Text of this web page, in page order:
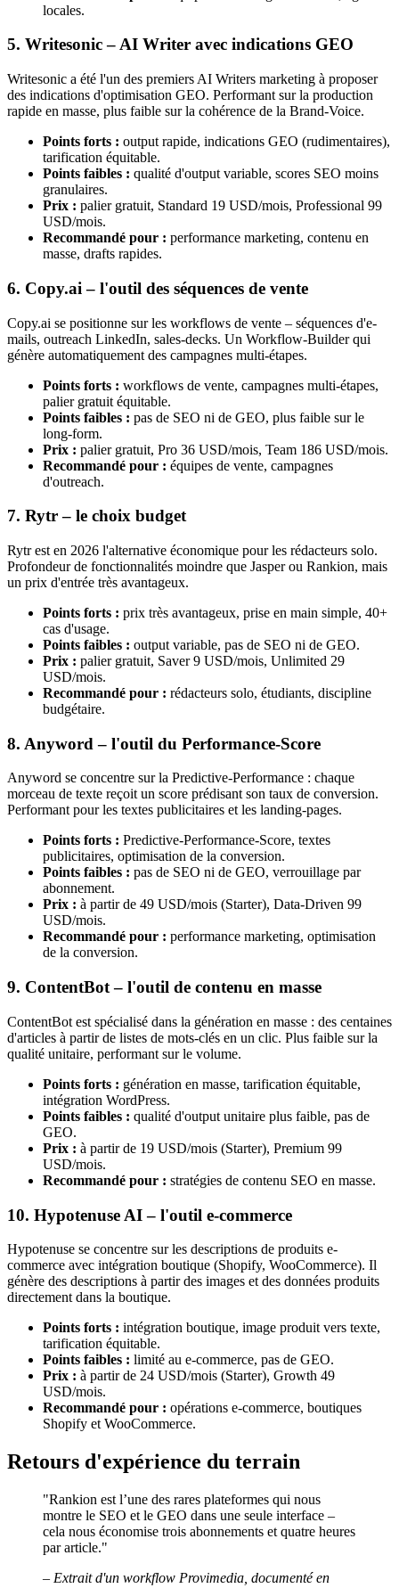
locales.
5. Writesonic – AI Writer avec indications GEO
Writesonic a été l'un des premiers AI Writers marketing à proposer
des indications d'optimisation GEO. Performant sur la production
rapide en masse, plus faible sur la cohérence de la Brand-Voice.
Points forts : output rapide, indications GEO (rudimentaires),
tarification équitable.
Points faibles : qualité d'output variable, scores SEO moins
granulaires.
Prix : palier gratuit, Standard 19 USD/mois, Professional 99
USD/mois.
Recommandé pour : performance marketing, contenu en
masse, drafts rapides.
6. Copy.ai – l'outil des séquences de vente
Copy.ai se positionne sur les workflows de vente – séquences d'e-
mails, outreach LinkedIn, sales-decks. Un Workflow-Builder qui
génère automatiquement des campagnes multi-étapes.
Points forts : workflows de vente, campagnes multi-étapes,
palier gratuit équitable.
Points faibles : pas de SEO ni de GEO, plus faible sur le
long-form.
Prix : palier gratuit, Pro 36 USD/mois, Team 186 USD/mois.
Recommandé pour : équipes de vente, campagnes
d'outreach.
7. Rytr – le choix budget
Rytr est en 2026 l'alternative économique pour les rédacteurs solo.
Profondeur de fonctionnalités moindre que Jasper ou Rankion, mais
un prix d'entrée très avantageux.
Points forts : prix très avantageux, prise en main simple, 40+
cas d'usage.
Points faibles : output variable, pas de SEO ni de GEO.
Prix : palier gratuit, Saver 9 USD/mois, Unlimited 29
USD/mois.
Recommandé pour : rédacteurs solo, étudiants, discipline
budgétaire.
8. Anyword – l'outil du Performance-Score
Anyword se concentre sur la Predictive-Performance : chaque
morceau de texte reçoit un score prédisant son taux de conversion.
Performant pour les textes publicitaires et les landing-pages.
Points forts : Predictive-Performance-Score, textes
publicitaires, optimisation de la conversion.
Points faibles : pas de SEO ni de GEO, verrouillage par
abonnement.
Prix : à partir de 49 USD/mois (Starter), Data-Driven 99
USD/mois.
Recommandé pour : performance marketing, optimisation
de la conversion.
9. ContentBot – l'outil de contenu en masse
ContentBot est spécialisé dans la génération en masse : des centaines
d'articles à partir de listes de mots-clés en un clic. Plus faible sur la
qualité unitaire, performant sur le volume.
Points forts : génération en masse, tarification équitable,
intégration WordPress.
Points faibles : qualité d'output unitaire plus faible, pas de
GEO.
Prix : à partir de 19 USD/mois (Starter), Premium 99
USD/mois.
Recommandé pour : stratégies de contenu SEO en masse.
10. Hypotenuse AI – l'outil e-commerce
Hypotenuse se concentre sur les descriptions de produits e-
commerce avec intégration boutique (Shopify, WooCommerce). Il
génère des descriptions à partir des images et des données produits
directement dans la boutique.
Points forts : intégration boutique, image produit vers texte,
tarification équitable.
Points faibles : limité au e-commerce, pas de GEO.
Prix : à partir de 24 USD/mois (Starter), Growth 49
USD/mois.
Recommandé pour : opérations e-commerce, boutiques
Shopify et WooCommerce.
Retours d'expérience du terrain
"Rankion est l’une des rares plateformes qui nous
montre le SEO et le GEO dans une seule interface –
cela nous économise trois abonnements et quatre heures
par article."
– Extrait d'un workflow Provimedia, documenté en